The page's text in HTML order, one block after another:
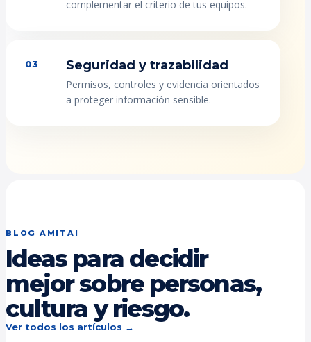
complementar el criterio de tus equipos.
03 Seguridad y trazabilidad
Permisos, controles y evidencia orientados
a proteger información sensible.
BLOG AMITAI
Ideas para decidir
mejor sobre personas,
cultura y riesgo.
Ver todos los artículos →